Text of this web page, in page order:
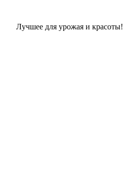
Лучшее для урожая и красоты!